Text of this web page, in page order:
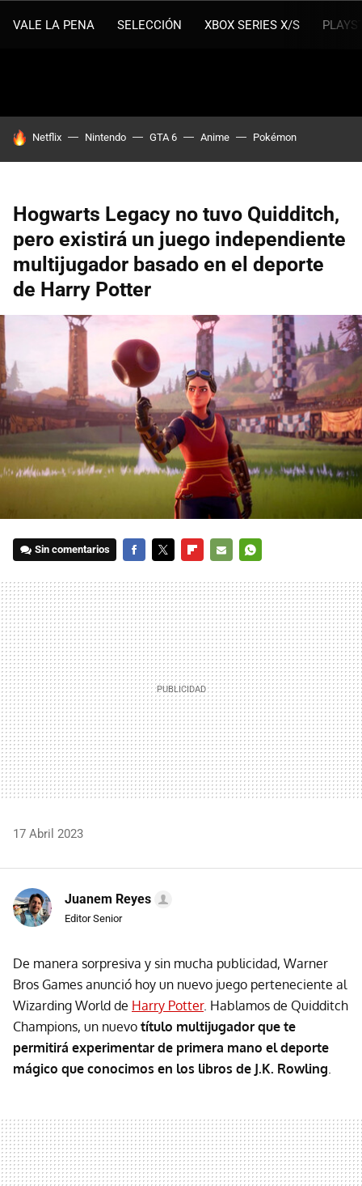
VALE LA PENA SELECCIÓN XBOX SERIES X/S
HOY SE HABLA DE
Netflix Nintendo GTA 6 Anime Pokémon
Hogwarts Legacy no tuvo Quidditch,
pero existirá un juego independiente
multijugador basado en el deporte
de Harry Potter
Sin comentarios
MAIL
17 Abril 2023
Juanem Reyes
Editor Senior
De manera sorpresiva y sin mucha publicidad, Warner
Bros Games anunció hoy un nuevo juego perteneciente al
Wizarding World de Harry Potter. Hablamos de Quidditch
Champions, un nuevo título multijugador que te
permitirá experimentar de primera mano el deporte
mágico que conocimos en los libros de J.K. Rowling